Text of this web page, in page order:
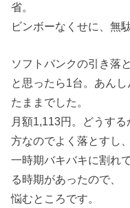
省。
ビンボーなくせに、無
ソフトバンクの引き落
と思ったら1台。あん
たままでした。
月額1,113円。どうす
方なのでよく落とすし、
一時期バキバキに割れ
る時期があったので、
悩むところです。